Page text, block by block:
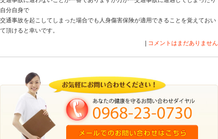
他の病院・整形外科からの転院もOK
交通事故は治療・補償ともに期間が限られた中で適切な
損をします。
当院は被害者の方が泣き寝入りしないために最大限のサ
で、少しでも疑問点がありましたらすぐに下記番号まで
０９６８-２３-０７３０
２４時間対応ダイヤル０９０−１１６１－９５５７